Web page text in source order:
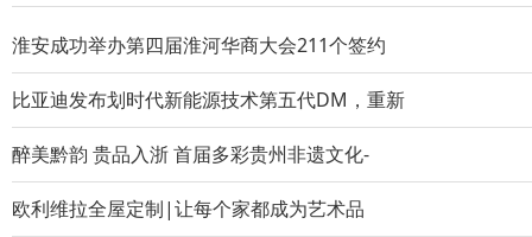
淮安成功举办第四届淮河华商大会211个签约
比亚迪发布划时代新能源技术第五代DM，重新
醉美黔韵 贵品入浙 首届多彩贵州非遗文化-
欧利维拉全屋定制|让每个家都成为艺术品